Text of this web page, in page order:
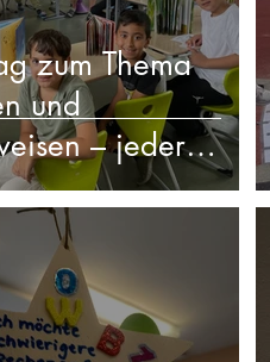
zum Thema
und
– jeder
besonders“